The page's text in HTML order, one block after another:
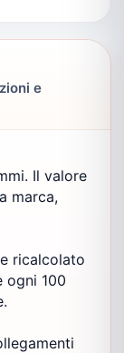
e
Il valore
marca,
ricalcolato
ogni 100